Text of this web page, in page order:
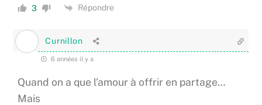
3 Répondre
Curnillon
6 années il y a
Quand on a que l’amour à offrir en partage…
Mais